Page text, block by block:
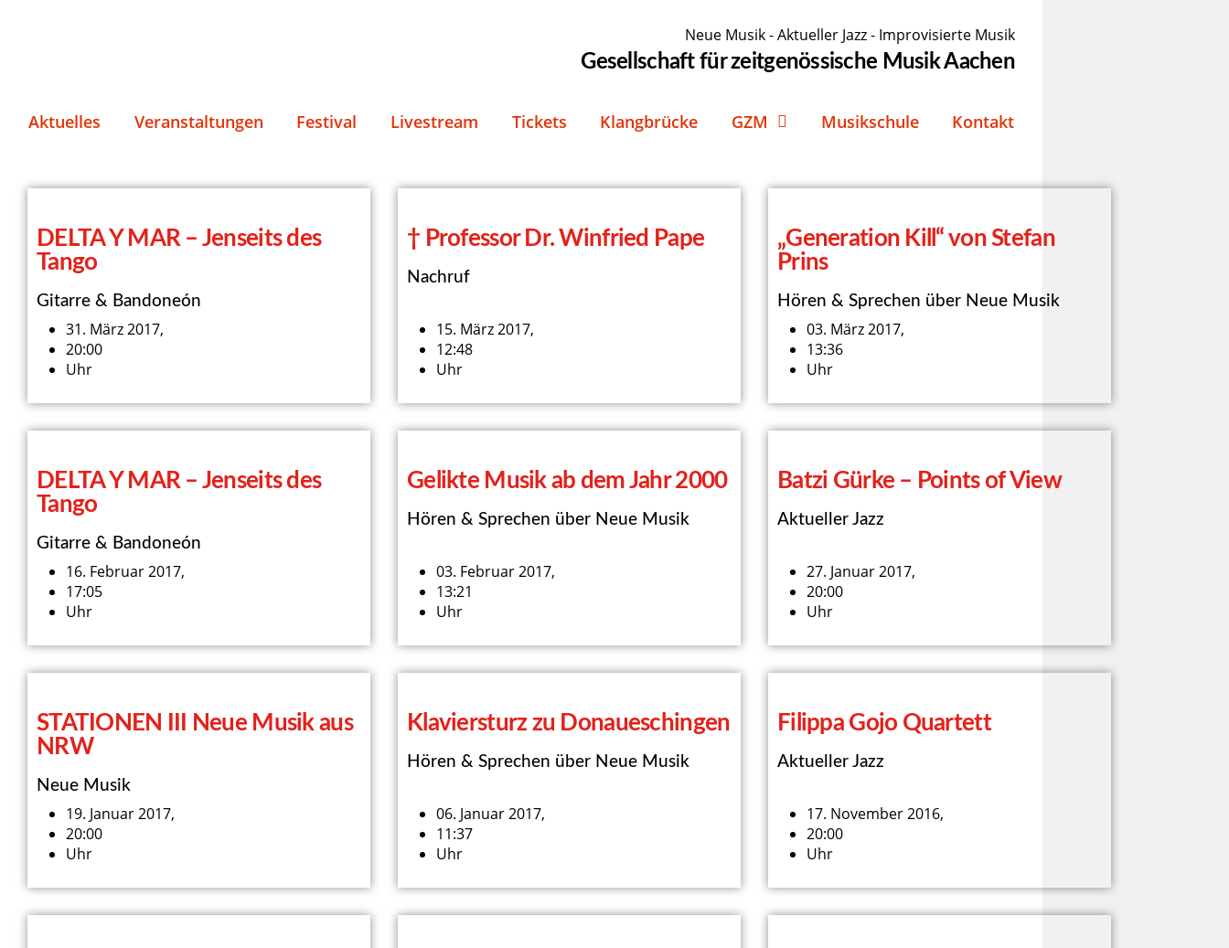
Neue Musik - Aktueller Jazz - Improvisierte Musik
Gesellschaft für zeitgenössische Musik Aachen
Aktuelles Veranstaltungen Festival Livestream Tickets Klangbrücke GZM Musikschule Kontakt
DELTA Y MAR – Jenseits des
Tango
Gitarre & Bandoneón
31. März 2017,
20:00
Uhr
† Professor Dr. Winfried Pape
Nachruf
15. März 2017,
12:48
Uhr
„Generation Kill“ von Stefan
Prins
Hören & Sprechen über Neue Musik
03. März 2017,
13:36
Uhr
DELTA Y MAR – Jenseits des
Tango
Gitarre & Bandoneón
16. Februar 2017,
17:05
Uhr
Gelikte Musik ab dem Jahr 2000
Hören & Sprechen über Neue Musik
03. Februar 2017,
13:21
Uhr
Batzi Gürke – Points of View
Aktueller Jazz
27. Januar 2017,
20:00
Uhr
STATIONEN III Neue Musik aus
NRW
Neue Musik
19. Januar 2017,
20:00
Uhr
Klaviersturz zu Donaueschingen
Hören & Sprechen über Neue Musik
06. Januar 2017,
11:37
Uhr
Filippa Gojo Quartett
Aktueller Jazz
17. November 2016,
20:00
Uhr